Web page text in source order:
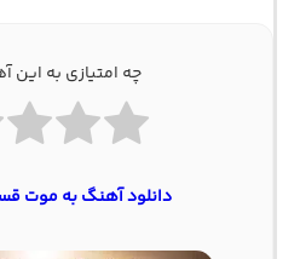
چه امتیازی به
دانلود آهنگ به موت